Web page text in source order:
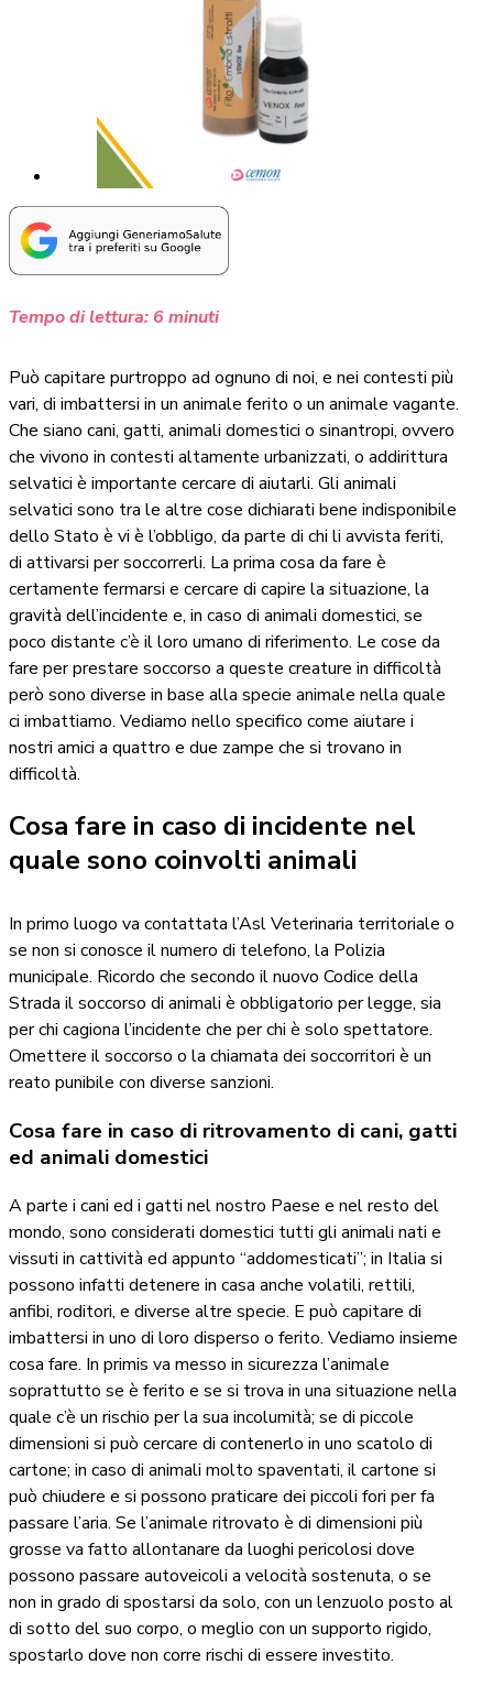
Tempo di lettura: 6minuti
Può capitare purtroppo ad ognuno di noi, e nei contesti più
vari, di imbattersi in un animale ferito o un animale vagante.
Che siano cani, gatti, animali domestici o sinantropi, ovvero
che vivono in contesti altamente urbanizzati, o addirittura
selvatici è importante cercare di aiutarli. Gli animali
selvatici sono tra le altre cose dichiarati bene indisponibile
dello Stato è vi è l’obbligo, da parte di chi li avvista feriti,
di attivarsi per soccorrerli. La prima cosa da fare è
certamente fermarsi e cercare di capire la situazione, la
gravità dell’incidente e, in caso di animali domestici, se
poco distante c’è il loro umano di riferimento. Le cose da
fare per prestare soccorso a queste creature in difficoltà
però sono diverse in base alla specie animale nella quale
ci imbattiamo. Vediamo nello specifico come aiutare i
nostri amici a quattro e due zampe che si trovano in
difficoltà.
Cosa fare in caso di incidente nel
quale sono coinvolti animali
In primo luogo va contattata l’Asl Veterinaria territoriale o
se non si conosce il numero di telefono, la Polizia
municipale. Ricordo che secondo il nuovo Codice della
Strada il soccorso di animali è obbligatorio per legge, sia
per chi cagiona l’incidente che per chi è solo spettatore.
Omettere il soccorso o la chiamata dei soccorritori è un
reato punibile con diverse sanzioni.
Cosa fare in caso di ritrovamento di cani, gatti
ed animali domestici
A parte i cani ed i gatti nel nostro Paese e nel resto del
mondo, sono considerati domestici tutti gli animali nati e
vissuti in cattività ed appunto “addomesticati”; in Italia si
possono infatti detenere in casa anche volatili, rettili,
anfibi, roditori, e diverse altre specie. E può capitare di
imbattersi in uno di loro disperso o ferito. Vediamo insieme
cosa fare. In primis va messo in sicurezza l’animale
soprattutto se è ferito e se si trova in una situazione nella
quale c’è un rischio per la sua incolumità; se di piccole
dimensioni si può cercare di contenerlo in uno scatolo di
cartone; in caso di animali molto spaventati, il cartone si
può chiudere e si possono praticare dei piccoli fori per fa
passare l’aria. Se l’animale ritrovato è di dimensioni più
grosse va fatto allontanare da luoghi pericolosi dove
possono passare autoveicoli a velocità sostenuta, o se
non in grado di spostarsi da solo, con un lenzuolo posto al
di sotto del suo corpo, o meglio con un supporto rigido,
spostarlo dove non corre rischi di essere investito.